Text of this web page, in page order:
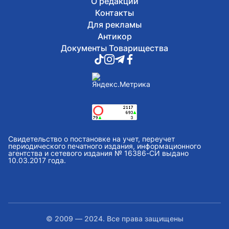
Контакты
Для рекламы
Антикор
Документы Товарищества
Свидетельство о постановке на учет, переучет
периодического печатного издания, информационного
агентства и сетевого издания № 16386-СИ выдано
10.03.2017 года.
© 2009 — 2024. Все права защищены